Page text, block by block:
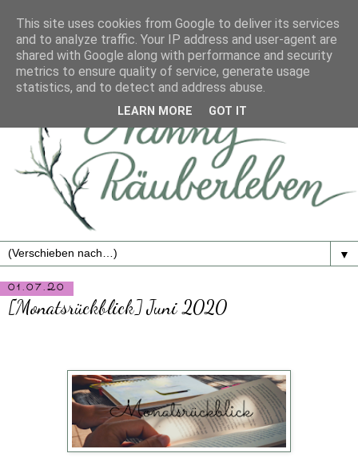
▼
01.07.20
[Monatsrückblick] Juni 2020
This site uses cookies from Google to deliver its services
and to analyze traffic. Your IP address and user-agent are
shared with Google along with performance and security
metrics to ensure quality of service, generate usage
statistics, and to detect and address abuse.
LEARN MORE GOT IT